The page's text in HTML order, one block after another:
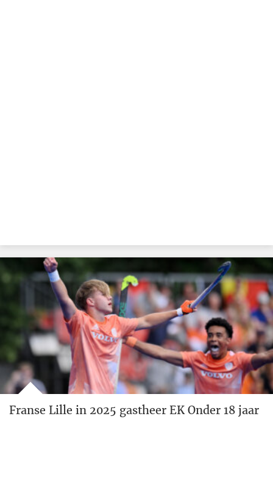
Franse Lille in 2025 gastheer EK Onder 18 jaar